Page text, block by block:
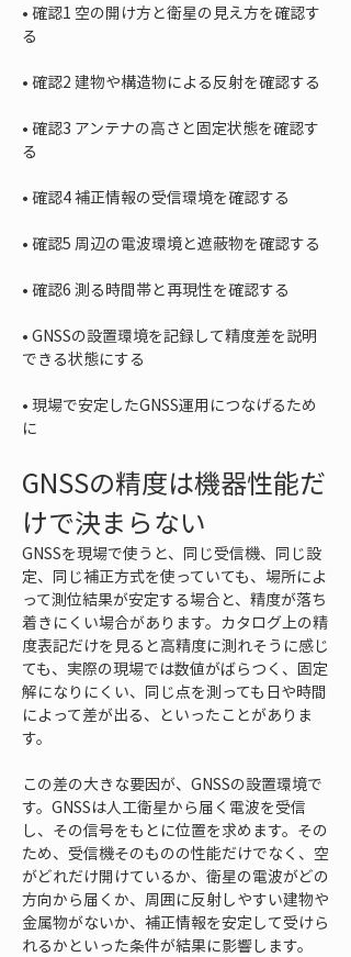
• 確認1 空の開け方と衛星の見え方を確認す
•
• 確認3 アンテナの高さと固定状態を確認す
•
•
•
• GNSSの設置環境を記録して精度差を説明
• 現場で安定したGNSS運用につなげるため
に
GNSSの精度は機器性能だ
けで決まらない
GNSSを現場で使うと、同じ受信機、同じ設
定、同じ補正方式を使っていても、場所によ
って測位結果が安定する場合と、精度が落ち
着きにくい場合があります。カタログ上の精
度表記だけを見ると高精度に測れそうに感じ
ても、実際の現場では数値がばらつく、固定
解になりにくい、同じ点を測っても日や時間
によって差が出る、といったことがありま
す。
この差の大きな要因が、GNSSの設置環境で
す。GNSSは人工衛星から届く電波を受信
し、その信号をもとに位置を求めます。その
ため、受信機そのものの性能だけでなく、空
がどれだけ開けているか、衛星の電波がどの
方向から届くか、周囲に反射しやすい建物や
金属物がないか、補正情報を安定して受けら
れるかといった条件が結果に影響します。